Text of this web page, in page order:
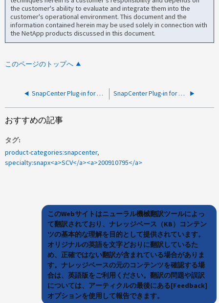
the customer's ability to evaluate and integrate them into the
customer's operational environment. This document and the
information contained herein may be used solely in connection with
the NetApp products discussed in this document.
このページのトップへ
SnapCenter Plug-in for VMware UIに、vCenterプラグイン接続に失敗したというエラーが表示される SnapCenter Plug-in for VMware のバックアップが VM スナップショットの静止中に失敗する
おすすめの記事
タグ
product-categories:snapcenter
specialty:snapx<a>SCV</a><a>200910795</a>
このWebサイトはニューラル機械翻訳ツールによっ
て翻訳されており、ナレッジベース（KB）コンテン
ツの基本的な理解を目的として提供されています。
オリジナルの英語を文字どおりに翻訳しているた
め、正確ではない翻訳が含まれている場合がありま
す。ナレッジベースの元のコンテンツを確認する場
合は、英語版をご利用ください。翻訳の問題や誤訳
については、アーティクルの最後にある[Feedback]
オプションを使用して報告できます。